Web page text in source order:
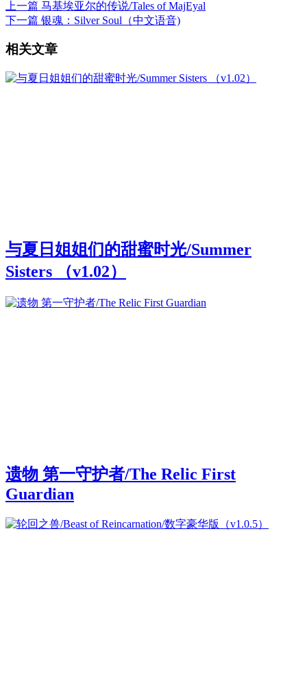
上一篇 马基埃亚尔的传说/Tales of MajEyal
下一篇 银魂：Silver Soul（中文语音)
相关文章
与夏日姐姐们的甜蜜时光/Summer
Sisters （v1.02）
遗物 第一守护者/The Relic First
Guardian